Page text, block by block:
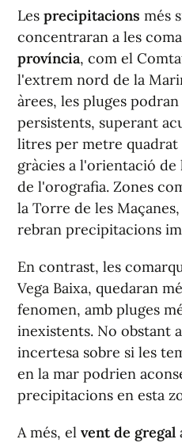
Les precipitacions més
concentraran a les
província, com el
l'extrem nord de la
àrees, les pluges
persistents, superant
litres per metre
gràcies a l'orientació de
de l'orografia. Zones
la Torre de les
rebran precipitacions
En contrast, les
Vega Baixa, quedaran
fenomen, amb pluges
inexistents. No obstant
incertesa sobre si les
en la mar podrien
precipitacions en esta
A més, el vent de gregal